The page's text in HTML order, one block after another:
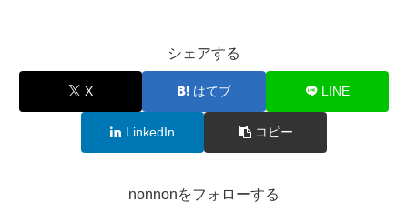
シェアする
X はてブ LINE
LinkedIn コピー
nonnonをフォローする